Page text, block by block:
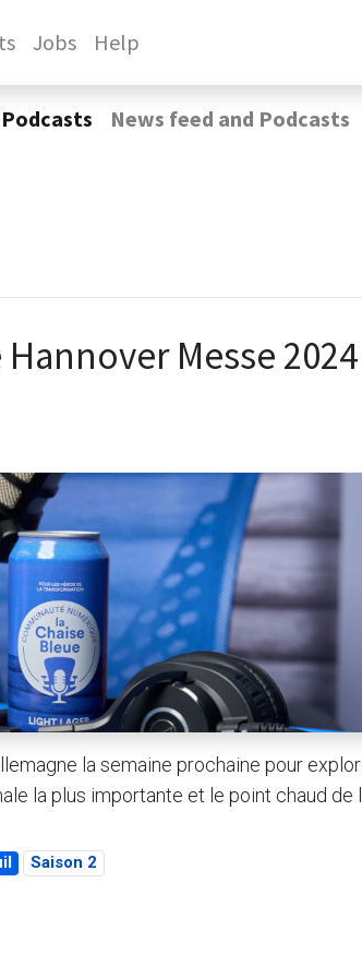
Jobs Help
News feed and Podcasts
Messe
la semaine prochaine pour
la plus importante et le point chaud de
Saison 2